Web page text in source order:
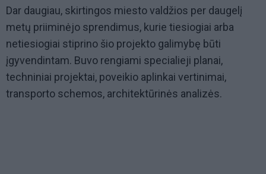
Dar daugiau, skirtingos miesto valdžios per daugelį
metų priiminėjo sprendimus, kurie tiesiogiai arba
netiesiogiai stiprino šio projekto galimybę būti
įgyvendintam. Buvo rengiami specialieji planai,
techniniai projektai, poveikio aplinkai vertinimai,
transporto schemos, architektūrinės analizės.